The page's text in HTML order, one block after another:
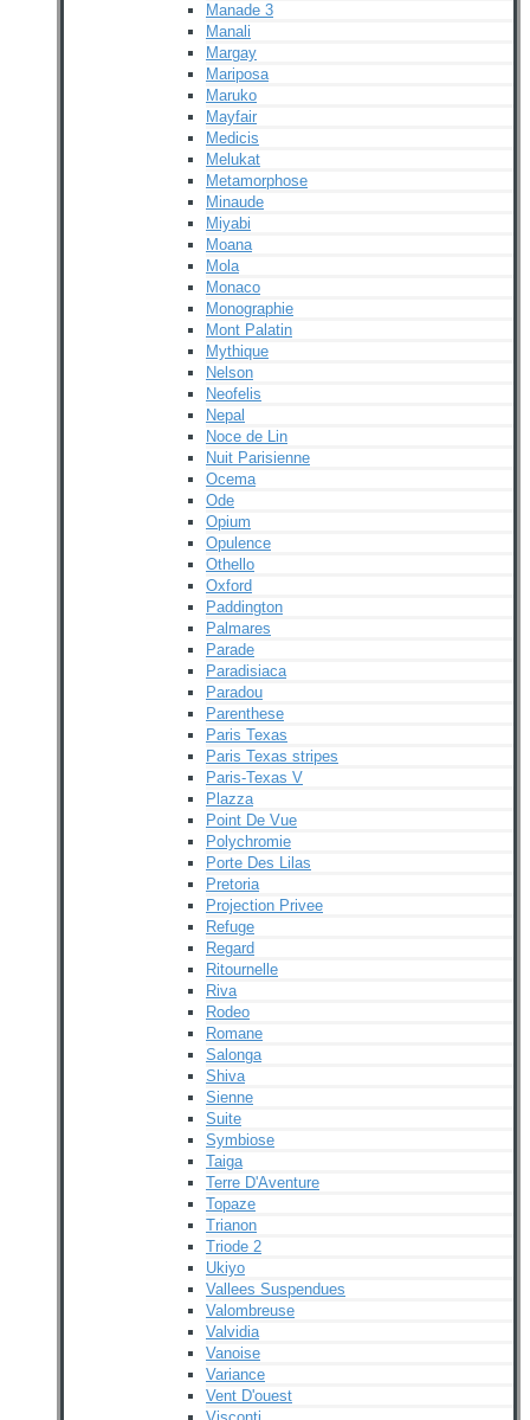
Manade 3
Manali
Margay
Mariposa
Maruko
Mayfair
Medicis
Melukat
Metamorphose
Minaude
Miyabi
Moana
Mola
Monaco
Monographie
Mont Palatin
Mythique
Nelson
Neofelis
Nepal
Noce de Lin
Nuit Parisienne
Ocema
Ode
Opium
Opulence
Othello
Oxford
Paddington
Palmares
Parade
Paradisiaca
Paradou
Parenthese
Paris Texas
Paris Texas stripes
Paris-Texas V
Plazza
Point De Vue
Polychromie
Porte Des Lilas
Pretoria
Projection Privee
Refuge
Regard
Ritournelle
Riva
Rodeo
Romane
Salonga
Shiva
Sienne
Suite
Symbiose
Taiga
Terre D'Aventure
Topaze
Trianon
Triode 2
Ukiyo
Vallees Suspendues
Valombreuse
Valvidia
Vanoise
Variance
Vent D'ouest